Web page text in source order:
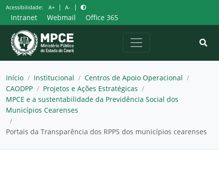
Pular
para
o
conteúdo
Acessibilidade: A+ | A- |
Intranet Webmail Office 365
Início / Institucional / Centros de Apoio Operacional /
CAODPP / Projetos e Ações Estratégicas /
MPCE e a sustentabilidade da Previdência Social dos
Municípios Cearenses
/
Portais da Transparência dos RPPS dos municípios cearenses